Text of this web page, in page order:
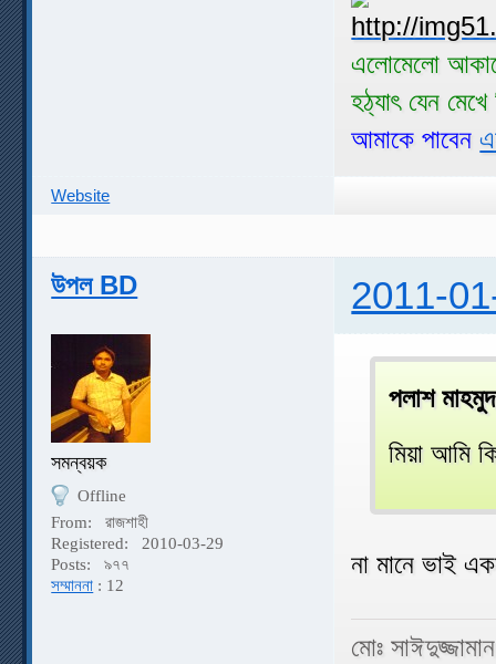
এলোমেলো
হঠ্যাৎ যেন
আমাকে পাবেন
Website
উপল BD 2011-
সমন্বয়ক
Offline
From:
রাজশাহী
Registered:
2010-03-29
Posts:
৯৭৭
সম্মাননা : 12
পলাশ
মিয়া আমি
না মানে ভাই
মোঃ